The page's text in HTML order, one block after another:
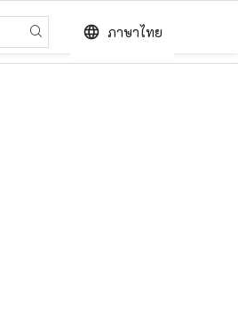
language ภาษาไทย